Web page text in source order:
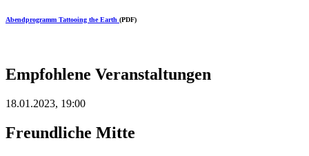
Abendprogramm Tattooing the Earth (PDF)
Empfohlene Veranstaltungen
18.01.2023, 19:00
Freundliche Mitte